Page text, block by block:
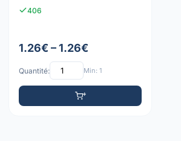
406
1.26€ – 1.26€
Quantité: Min: 1